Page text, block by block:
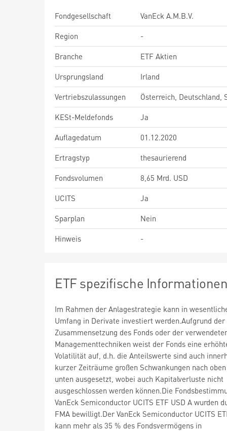
Fondgesellschaft
VanEck A.M.B.V.
Region
-
Branche
ETF Aktien
Ursprungsland
Irland
Vertriebszulassungen
Österreich, Deutschland,
KESt-Meldefonds
Ja
Auflagedatum
01.12.2020
Ertragstyp
thesaurierend
Fondsvolumen
8,65 Mrd. USD
UCITS
Ja
Sparplan
Nein
Hinweis
-
ETF spezifische
Im Rahmen der Anlagestrategie kann in
Umfang in Derivate investiert werden.Aufgrund der
Zusammensetzung des Fonds oder der
Managementtechniken weist der Fonds eine
Volatilität auf, d.h. die Anteilswerte sind auch
kurzer Zeiträume großen Schwankungen nach
unten ausgesetzt, wobei auch Kapitalverluste nicht
ausgeschlossen werden können.Die
VanEck Semiconductor UCITS ETF USD A wurden
FMA bewilligt.Der VanEck Semiconductor UCITS
kann mehr als 35 % des Fondsvermögens in